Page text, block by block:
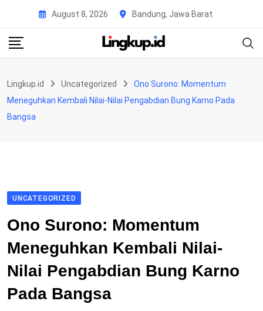
content
August 8, 2026 Bandung, Jawa Barat
Lingkup.id Uncategorized
Ono Surono: Momentum
Meneguhkan Kembali Nilai-Nilai Pengabdian Bung Karno Pada
Bangsa
UNCATEGORIZED
Ono Surono: Momentum
Meneguhkan Kembali Nilai-
Nilai Pengabdian Bung Karno
Pada Bangsa